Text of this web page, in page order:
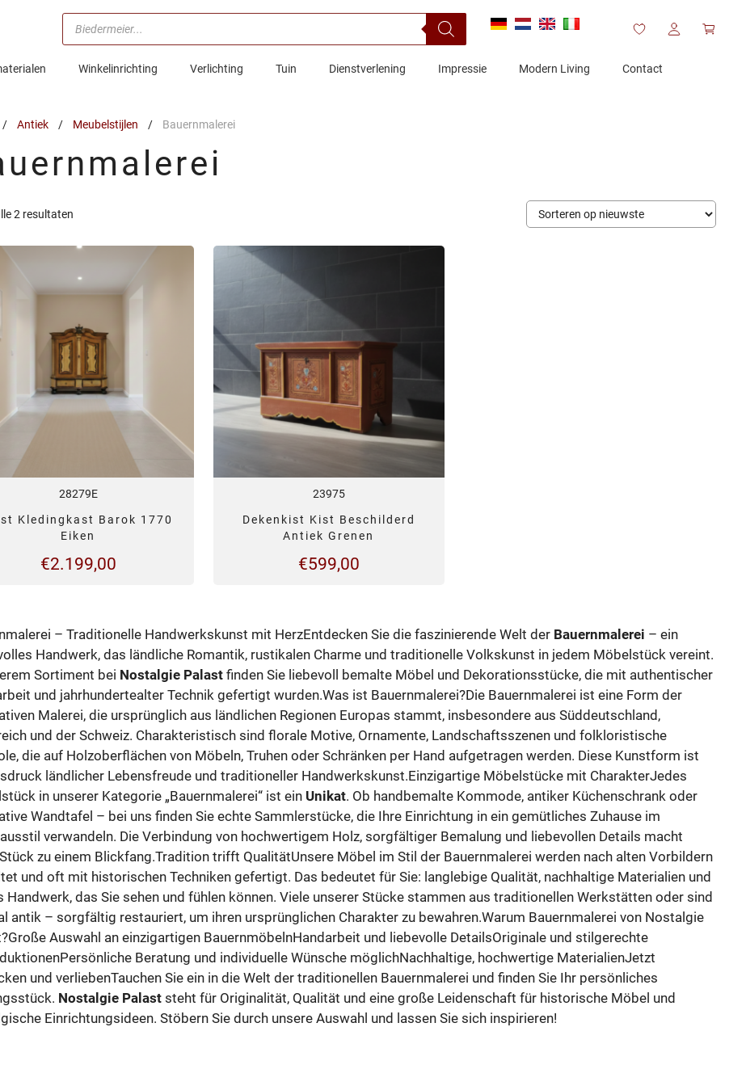
Producten
zoeken
Winkelinrichting Verlichting Tuin Dienstverlening Impressie Modern Living Contact
/ Antiek / Meubelstijlen / Bauernmalerei
2 resultatenGesorteerd
nieuwste
28279E
Kledingkast Barok 1770
Eiken
€2.199,00
23975
Dekenkist Kist Beschilderd
Antiek Grenen
€599,00
– Traditionelle Handwerkskunst mit HerzEntdecken Sie die faszinierende Welt der Bauernmalerei – ein
Handwerk, das ländliche Romantik, rustikalen Charme und traditionelle Volkskunst in jedem Möbelstück vereint.
Sortiment bei Nostalgie Palastfinden Sie liebevoll bemalte Möbel und Dekorationsstücke, die mit authentischer
und jahrhundertealter Technik gefertigt wurden.Was ist Bauernmalerei?Die Bauernmalerei ist eine Form der
Malerei, die ursprünglich aus ländlichen Regionen Europas stammt, insbesondere aus Süddeutschland,
und der Schweiz. Charakteristisch sind florale Motive, Ornamente, Landschaftsszenen und folkloristische
die auf Holzoberflächen von Möbeln, Truhen oder Schränken per Hand aufgetragen werden. Diese Kunstform ist
ländlicher Lebensfreude und traditioneller Handwerkskunst.Einzigartige Möbelstücke mit CharakterJedes
in unserer Kategorie „Bauernmalerei“ ist ein Unikat. Ob handbemalte Kommode, antiker Küchenschrank oder
Wandtafel – bei uns finden Sie echte Sammlerstücke, die Ihre Einrichtung in ein gemütliches Zuhause im
verwandeln. Die Verbindung von hochwertigem Holz, sorgfältiger Bemalung und liebevollen Details macht
zu einem Blickfang.Tradition trifft QualitätUnsere Möbel im Stil der Bauernmalerei werden nach alten Vorbildern
und oft mit historischen Techniken gefertigt. Das bedeutet für Sie: langlebige Qualität, nachhaltige Materialien und
Handwerk, das Sie sehen und fühlen können. Viele unserer Stücke stammen aus traditionellen Werkstätten oder sind
antik – sorgfältig restauriert, um ihren ursprünglichen Charakter zu bewahren.Warum Bauernmalerei von Nostalgie
Auswahl an einzigartigen BauernmöbelnHandarbeit und liebevolle DetailsOriginale und stilgerechte
Beratung und individuelle Wünsche möglichNachhaltige, hochwertige MaterialienJetzt
und verliebenTauchen Sie ein in die Welt der traditionellen Bauernmalerei und finden Sie Ihr persönliches
Nostalgie Palaststeht für Originalität, Qualität und eine große Leidenschaft für historische Möbel und
Einrichtungsideen. Stöbern Sie durch unsere Auswahl und lassen Sie sich inspirieren!